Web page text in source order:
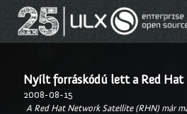
Nyílt forráskódú lett a Red
2008-08-15
A Red Hat Network Satellite (RHN) már